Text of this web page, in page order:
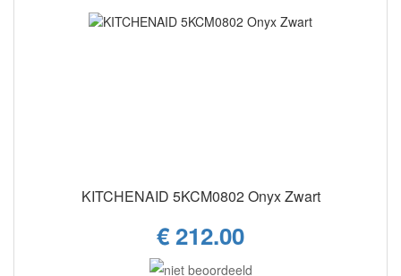
KITCHENAID 5KCM0802 Onyx Zwart
€ 212.00